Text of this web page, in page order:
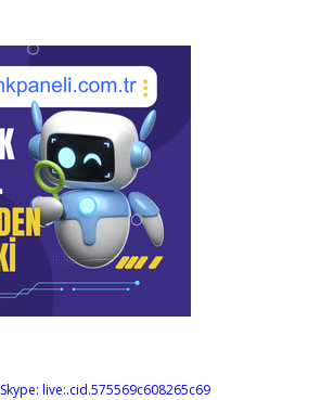
Skype: live:.cid.575569c608265c69